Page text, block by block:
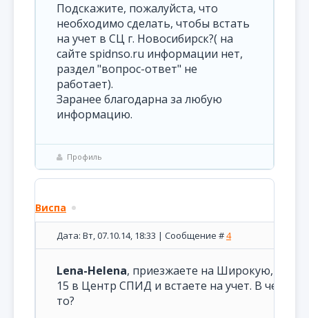
Подскажите, пожалуйста, что
необходимо сделать, чтобы встать
на учет в СЦ г. Новосибирск?( на
сайте spidnso.ru информации нет,
раздел "вопрос-ответ" не
работает).
Заранее благодарна за любую
информацию.
Профиль
Виспа
Дата: Вт, 07.10.14, 18:33 | Сообщение #4
Lena-Helena, приезжаете на Широкую,
15 в Центр СПИД и встаете на учет. В чем
то?